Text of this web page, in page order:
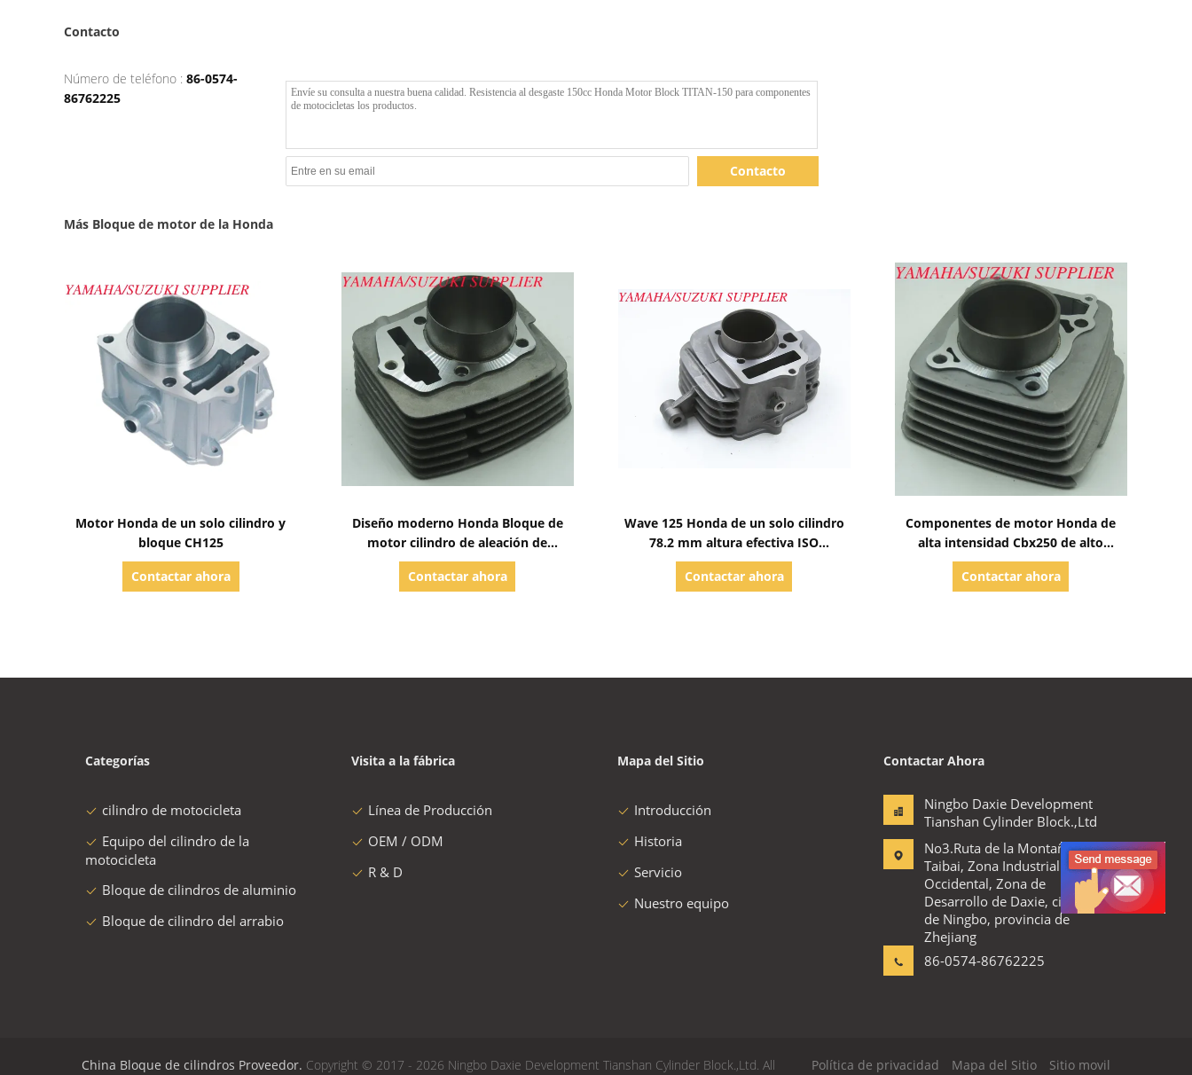
Contacto
Número de teléfono : 86-0574-
86762225
Contacto
Más Bloque de motor de la Honda
Motor Honda de un solo cilindro y
bloque CH125
Contactar ahora
Diseño moderno Honda Bloque de
motor cilindro de aleación de
aluminio para motocicleta Honda
Contactar ahora
Wave 125 Honda de un solo cilindro
78.2 mm altura efectiva ISO
certificado
Contactar ahora
Componentes de motor Honda de
alta intensidad Cbx250 de alto
rendimiento
Contactar ahora
Categorías
cilindro de motocicleta
Equipo del cilindro de la
motocicleta
Bloque de cilindros de aluminio
Bloque de cilindro del arrabio
Visita a la fábrica
Línea de Producción
OEM / ODM
R & D
Mapa del Sitio
Introducción
Historia
Servicio
Nuestro equipo
Contactar Ahora
Ningbo Daxie Development
Tianshan Cylinder Block.,Ltd
No3.Ruta de la Montaña
Taibai, Zona Industrial
Occidental, Zona de
Desarrollo de Daxie, ciudad
de Ningbo, provincia de
Zhejiang
86-0574-86762225
Política de privacidad Mapa del Sitio Sitio movil
China Bloque de cilindros Proveedor. Copyright © 2017 - 2026 Ningbo Daxie Development Tianshan Cylinder Block.,Ltd. All